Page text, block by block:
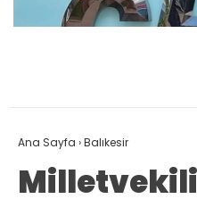
Ana Sayfa ›Balıkesir